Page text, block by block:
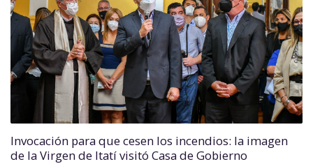
Invocación para que cesen los incendios: la imagen
de la Virgen de Itatí visitó Casa de Gobierno